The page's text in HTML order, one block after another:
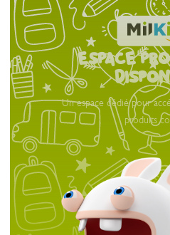
espace
Un espace dédié pour
produits